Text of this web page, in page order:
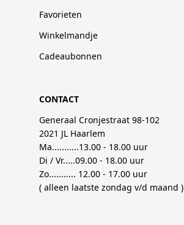
Favorieten
Winkelmandje
Cadeaubonnen
CONTACT
Generaal Cronjestraat 98-102
2021 JL Haarlem
Ma...........13.00 - 18.00 uur
Di / Vr.....09.00 - 18.00 uur
Zo........... 12.00 - 17.00 uur
( alleen laatste zondag v/d maand )